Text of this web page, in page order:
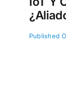
Published